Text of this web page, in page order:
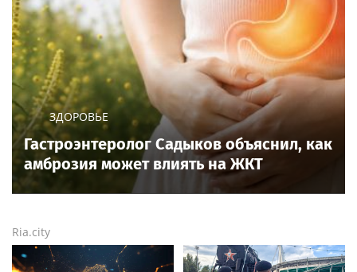
ЗДОРОВЬЕ
Гастроэнтеролог Садыков объяснил, как
амброзия может влиять на ЖКТ
Ria.city